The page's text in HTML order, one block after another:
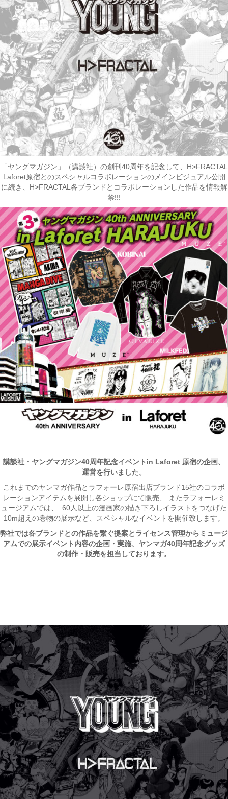
「ヤングマガジン」（講談社）の創刊40周年を記念して、H>FRACTAL
Laforet原宿とのスペシャルコラボレーションのメインビジュアル公開
に続き、H>FRACTAL各ブランドとコラボレーションした作品を情報解
禁!!!
講談社・ヤングマガジン40周年記念イベントin Laforet 原宿の企画、
運営を行いました。
これまでのヤンマガ作品とラフォーレ原宿出店ブランド15社のコラボ
レーションアイテムを展開し各ショップにて販売、 またラフォーレミ
ュージアムでは、 60人以上の漫画家の描き下ろしイラストをつなげた
10m超えの巻物の展示など、スペシャルなイベントを開催致します。
弊社では各ブランドとの作品を繋ぐ提案とライセンス管理からミュージ
アムでの展示イベント内容の企画・実施、ヤンマガ40周年記念グッズ
の制作・販売を担当しております。